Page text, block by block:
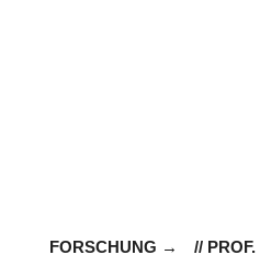
FORSCHUNG //